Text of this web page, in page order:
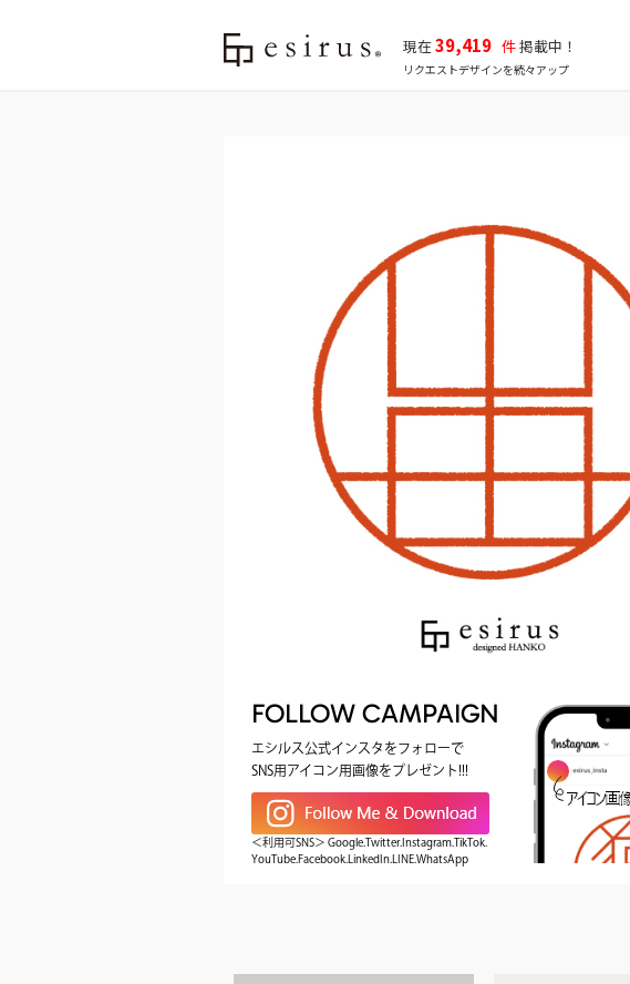
現在39,419 件掲載中！
リクエストデザインを続々アップ
FOLLOW CAMPAIGN
エシルス公式インスタをフォローで
SNS用アイコン用画像をプレゼント!!!
＜利用可SNS＞ Google.Twitter.Instagram.TikTok.
YouTube.Facebook.LinkedIn.LINE.WhatsApp